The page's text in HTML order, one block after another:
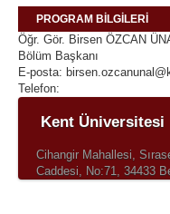
PROGRAM BİLGİLERİ
Öğr. Gör. Birsen ÖZCAN
Bölüm Başkanı
E-posta:
Telefon:
Kent Üniversitesi
Cihangir Mahallesi,
Caddesi, No:71, 34433